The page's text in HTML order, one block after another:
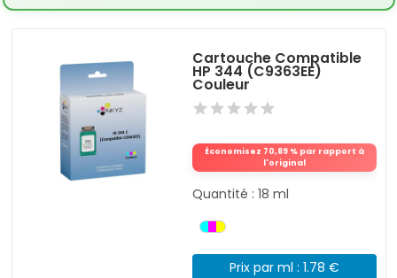
Cartouche Compatible
HP 344 (C9363EE)
Couleur
Économisez 70,89 % par rapport à
l'original
Quantité : 18 ml
Prix par ml : 1.78 €